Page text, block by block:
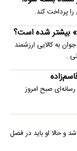
را پرداخت کند.
بیشتر شده است؟
به کالایی ارزشمند
صبح امروز
و حالا او باید در فصل